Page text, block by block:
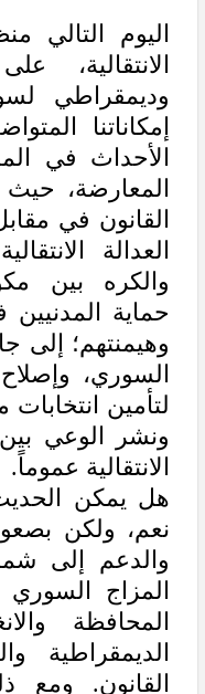
اليوم التالي
وديمقراطي
إمكاناتنا
الأحداث في
المعارضة،
القانون في
العدالة
والكره بين
حماية
وهيمنتهم؛ إلى
السوري، وإصلاح
لتأمين
ونشر الوعي
الانتقالية عموماً.
هل يمكن
نعم، ولكن
والدعم إلى
المزاج
المحافظة
الديمقراطية
القانون. ومع